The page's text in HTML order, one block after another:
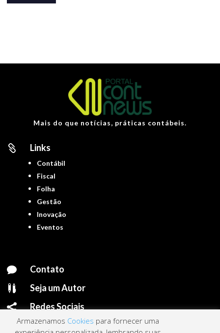
Mais do que notícias, práticas contábeis.
 Links
Contábil
Fiscal
Folha
Gestão
Inovação
Eventos
 Contato
 Seja um Autor
 Redes Sociais
Armazenamos Cookies para fornecer uma